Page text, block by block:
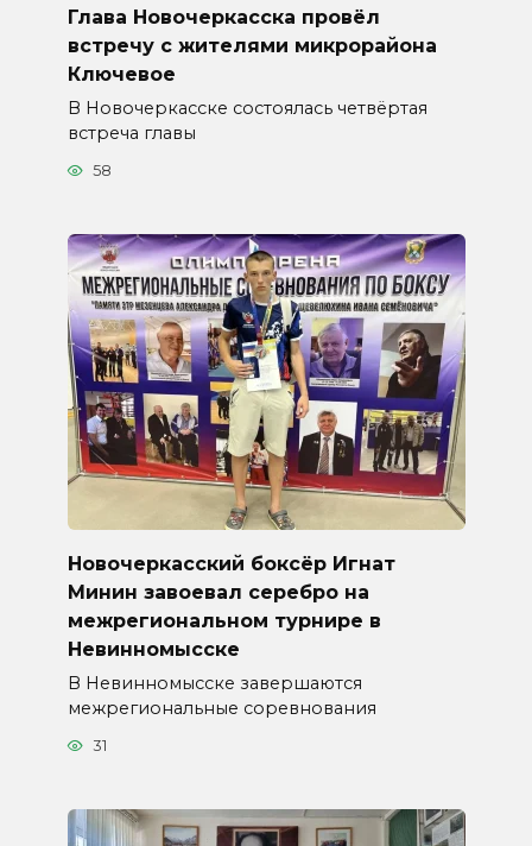
Глава Новочеркасска провёл
встречу с жителями микрорайона
Ключевое
В Новочеркасске состоялась четвёртая
встреча главы
58
Новочеркасский боксёр Игнат
Минин завоевал серебро на
межрегиональном турнире в
Невинномысске
В Невинномысске завершаются
межрегиональные соревнования
31